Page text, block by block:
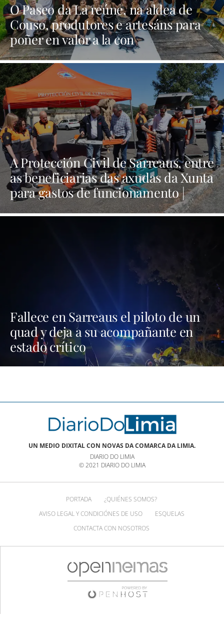
O Paseo da La reúne, na aldea de
Couso, produtores e artesáns para
poñer en valor a la con
denominación de orixe | NOTICIAS
OURENSE
A Protección Civil de Sarreaus, entre
as beneficiarias das axudas da Xunta
para gastos de funcionamento |
NOTICIAS XINZO
Fallece en Sarreaus el piloto de un
quad y deja a su acompañante en
estado crítico
UN MEDIO DIXITAL CON NOVAS DA COMARCA DA LIMIA.
DIARIO DO LIMIA
© 2021 DIARIO DO LIMIA
PORTADA
¿QUIÉNES SOMOS?
AVISO LEGAL Y CONDICIÓNES DE USO
ESQUELAS
CONTACTA CON NOSOTROS